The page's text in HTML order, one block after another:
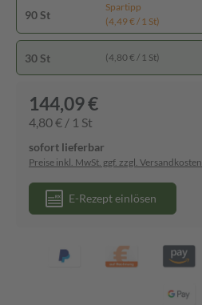
90 St
Spartipp
(4,49 € / 1 St)
30 St (4,80 € / 1 St)
144,09 €
4,80 € / 1 St
sofort lieferbar
Preise inkl. MwSt. ggf. zzgl. Versandkosten
E-Rezept einlösen